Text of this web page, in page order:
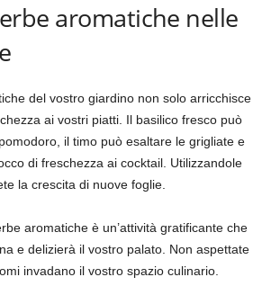
aromatiche nelle
del vostro giardino non solo arricchisce
ai vostri piatti. Il basilico fresco può
il timo può esaltare le grigliate e
di freschezza ai cocktail. Utilizzandole
la crescita di nuove foglie.
aromatiche è un’attività gratificante che
e delizierà il vostro palato. Non aspettate
invadano il vostro spazio culinario.